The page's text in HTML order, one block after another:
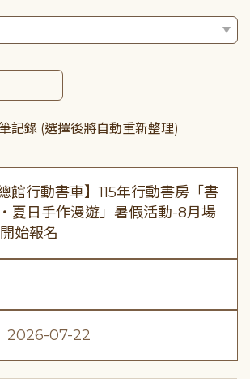
記錄 (選擇後將自動重新整理)
館行動書車】115年行動書房「書
夏日手作漫遊」暑假活動-8月場
始報名
2026-07-22